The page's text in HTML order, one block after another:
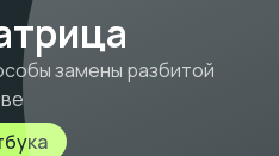
замены разбитой